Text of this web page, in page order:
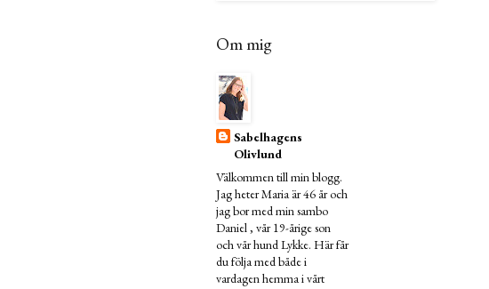
Om mig
Sabelhagens
Olivlund
Välkommen till min blogg.
Jag heter Maria är 46 år och
jag bor med min sambo
Daniel , vår 19-årige son
och vår hund Lykke. Här får
du följa med både i
vardagen hemma i vårt